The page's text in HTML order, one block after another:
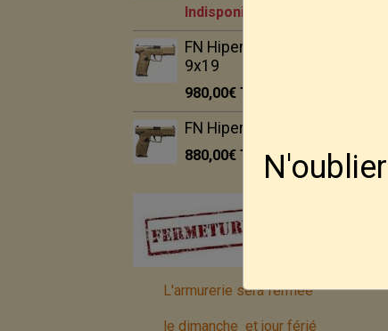
Indisponible
FN Hiper MRD FDE
9x19
980,00€TTC
FN Hiper FDE 9x19
880,00€TTC
L'armurerie sera fermée
le dimanche et jour férié